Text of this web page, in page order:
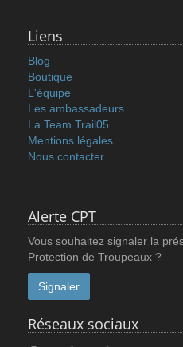
Liens
Blog
Boutique
L'équipe
Les ambassadeurs
La Team Trail05
Mentions légales
Nous contacter
Alerte CPT
Vous souhaitez signaler la
Protection de Troupeaux ?
Signaler
Réseaux sociaux